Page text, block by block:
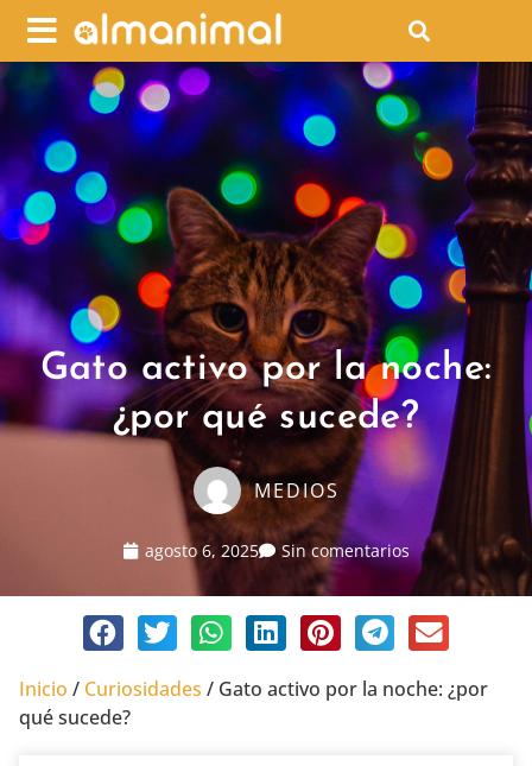
Gato activo por la noche:
¿por qué sucede?
MEDIOS
agosto 6, 2025 Sin comentarios
Inicio / Curiosidades / Gato activo por la noche: ¿por
qué sucede?